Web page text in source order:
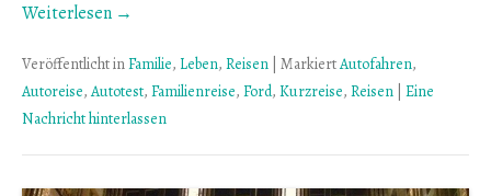
Weiterlesen →
Veröffentlicht inFamilie, Leben, Reisen MarkiertAutofahren,
Autoreise,Autotest, Familienreise, Ford, Kurzreise, Reisen Eine
Nachricht hinterlassen